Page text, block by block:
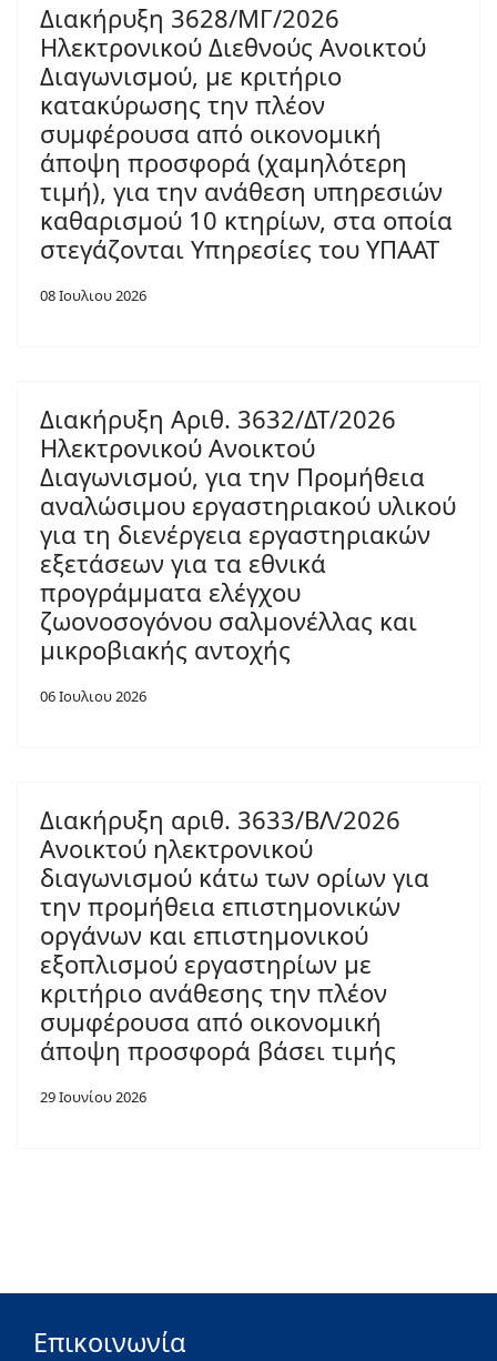
Διακήρυξη 3628/ΜΓ/2026
Ηλεκτρονικού Διεθνούς Ανοικτού
Διαγωνισμού, με κριτήριο
κατακύρωσης την πλέον
συμφέρουσα από οικονομική
άποψη προσφορά (χαμηλότερη
τιμή), για την ανάθεση υπηρεσιών
καθαρισμού 10 κτηρίων, στα οποία
στεγάζονται Υπηρεσίες του ΥΠΑΑΤ
08 Ιουλιου 2026
Διακήρυξη Αριθ. 3632/ΔΤ/2026
Ηλεκτρονικού Ανοικτού
Διαγωνισμού, για την Προμήθεια
αναλώσιμου εργαστηριακού υλικού
για τη διενέργεια εργαστηριακών
εξετάσεων για τα εθνικά
προγράμματα ελέγχου
ζωονοσογόνου σαλμονέλλας και
μικροβιακής αντοχής
06 Ιουλιου 2026
Διακήρυξη αριθ. 3633/ΒΛ/2026
Ανοικτού ηλεκτρονικού
διαγωνισμού κάτω των ορίων για
την προμήθεια επιστημονικών
οργάνων και επιστημονικού
εξοπλισμού εργαστηρίων με
κριτήριο ανάθεσης την πλέον
συμφέρουσα από οικονομική
άποψη προσφορά βάσει τιμής
29 Ιουνίου 2026
Επικοινωνία